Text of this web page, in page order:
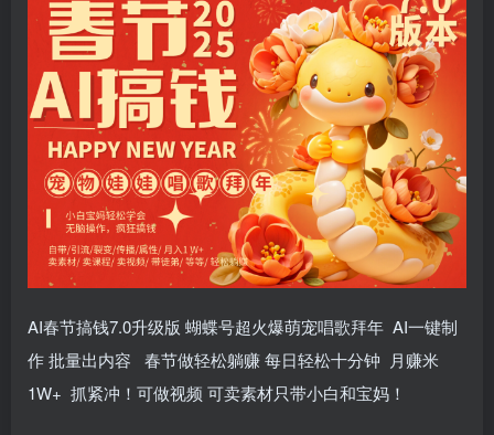
AI春节搞钱7.0升级版 蝴蝶号超火爆萌宠唱歌拜年 AI一键制
作 批量出内容 春节做轻松躺赚 每日轻松十分钟 月赚米
1W+ 抓紧冲！可做视频 可卖素材只带小白和宝妈！